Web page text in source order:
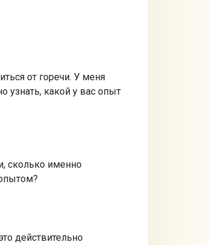
от горечи. У меня
узнать, какой у вас опыт
сколько именно
действительно